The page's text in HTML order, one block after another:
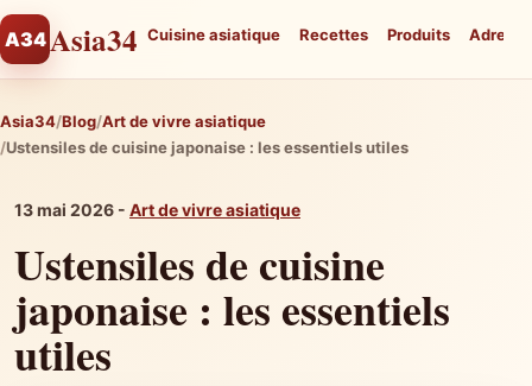
A34Asia34 Cuisine asiatique Recettes Produits
Asia34 Blog Art de vivre asiatique
Ustensiles de cuisine japonaise : les essentiels utiles
13 mai 2026 - Art de vivre asiatique
Ustensiles de cuisine
japonaise : les essentiels
utiles